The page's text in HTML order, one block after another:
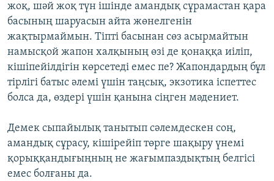
жоқ, шәй жоқ түн ішінде амандық сұрамастан қара
басының шаруасын айта жөнелгенін
жақтырмаймын. Тіпті басынан сөз асырмайтын
намысқой жапон халқының өзі де қонаққа иіліп,
кішіпейілдігін көрсетеді емес пе? Жапондардың бұл
тірлігі батыс әлемі үшін таңсық, экзотика іспеттес
болса да, өздері үшін қанына сіңген мәдениет.
Демек сыпайылық танытып сәлемдескен соң,
амандық сұрасу, кішірейіп төрге шақыру үнемі
қорыққандығыңның не жағымпаздықтың белгісі
емес болғаны да.